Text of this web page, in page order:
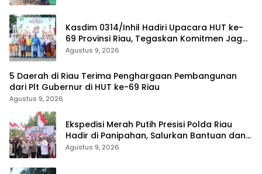
Kasdim 0314/Inhil Hadiri Upacara HUT ke-
69 Provinsi Riau, Tegaskan Komitmen Jaga
Persatuan dan Pembangunan
Agustus 9, 2026
5 Daerah di Riau Terima Penghargaan Pembangunan
dari Plt Gubernur di HUT ke-69 Riau
Agustus 9, 2026
Ekspedisi Merah Putih Presisi Polda Riau
Hadir di Panipahan, Salurkan Bantuan dan
Layanan Kesehatan
Agustus 9, 2026